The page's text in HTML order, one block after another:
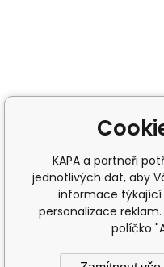
KAPA a partneři
jednotlivých dat, aby
informace týkající
personalizace
políčko